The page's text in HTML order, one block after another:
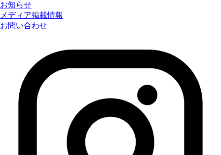
お知らせ
メディア掲載情報
お問い合わせ